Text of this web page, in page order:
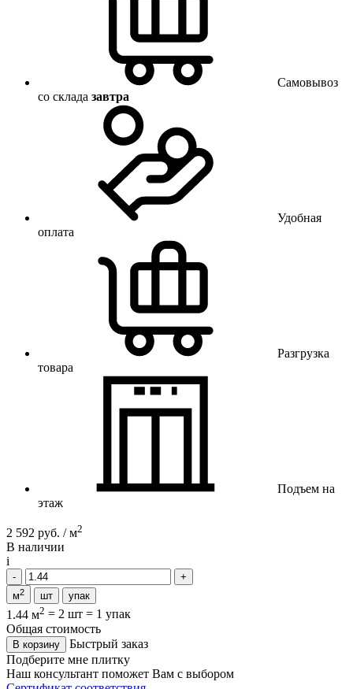
Самовывоз
со склада завтра
Удобная
оплата
Разгрузка
товара
Подъем на
этаж
2 592 руб. / м2
В наличии
i
м2 шт упак
1.44 м2 = 2 шт = 1 упак
Общая стоимость
В корзину
Быстрый заказ
Подберите мне плитку
Наш консультант поможет Вам с выбором